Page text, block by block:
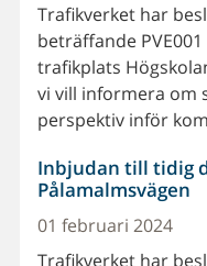
Trafikverket har
beträffande
trafikplats
vi vill informera om
perspektiv inför
Inbjudan till tidig
Pålamalmsvägen
01 februari 2024
Trafikverket har